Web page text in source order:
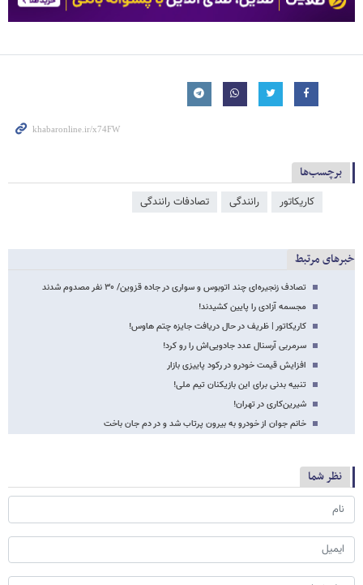
برچسب‌ها
کاریکاتور رانندگی تصادفات رانندگی
خبرهای مرتبط
تصادف زنجیره‌ای چند اتوبوس و سواری در جاده قزوین/ ۳۰ نفر مصدوم شدند
مجسمه آزادی را پایین کشیدند!
کاریکاتور | ظریف در حال دریافت جایزه چتم هاوس!
سرمربی آرسنال عدد جادویی‌اش را رو کرد!
افزایش قیمت خودرو در رکود پاییزی بازار
تنبیه بدنی برای این بازیکنان تیم ملی!
شیرین‌کاری در تهران!
خانم جوان از خودرو به بیرون پرتاب شد و در دم جان باخت
نظر شما